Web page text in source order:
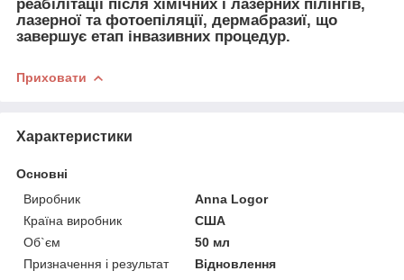
реабілітації після хімічних і лазерних пілінгів,
лазерної та фотоепіляції, дермабразиї, що
завершує етап інвазивних процедур.
Приховати
Характеристики
Основні
Виробник
Anna Logor
Країна виробник
США
Об`єм
50 мл
Призначення і результат
Відновлення